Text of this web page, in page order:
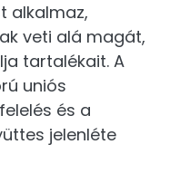
alkalmaz,
veti alá magát,
tartalékait. A
uniós
és a
jelenléte